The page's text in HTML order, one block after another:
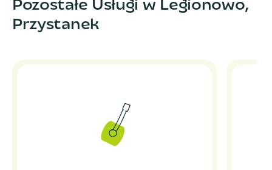
Pozostałe Usługi w Legionowo,
Przystanek